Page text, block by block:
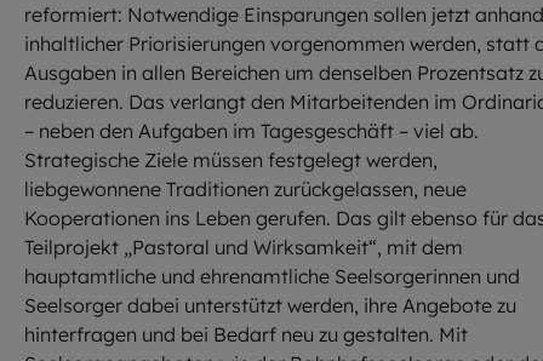
reformiert: Notwendige Einsparungen sollen jetzt anhand
inhaltlicher Priorisierungen vorgenommen werden, statt
Ausgaben in allen Bereichen um denselben Prozentsatz
reduzieren. Das verlangt den Mitarbeitenden im
– neben den Aufgaben im Tagesgeschäft – viel ab.
Strategische Ziele müssen festgelegt werden,
liebgewonnene Traditionen zurückgelassen, neue
Kooperationen ins Leben gerufen. Das gilt ebenso für
Teilprojekt „Pastoral und Wirksamkeit“, mit dem
hauptamtliche und ehrenamtliche Seelsorgerinnen und
Seelsorger dabei unterstützt werden, ihre Angebote zu
hinterfragen und bei Bedarf neu zu gestalten. Mit